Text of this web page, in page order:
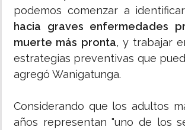
podemos comenzar a
hacia graves enfermedades
muerte más pronta, y trabajar
estrategias preventivas que
agregó Wanigatunga.
Considerando que los adultos
años representan "uno de los